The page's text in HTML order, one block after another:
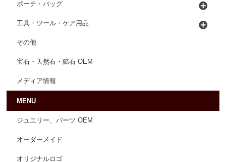
ポーチ・バッグ
工具・ツール・ケア用品
その他
宝石・天然石・鉱石 OEM
メディア情報
MENU
ジュエリー、パーツ OEM
オーダーメイド
オリジナルロゴ